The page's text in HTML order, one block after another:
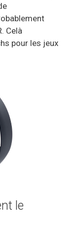
Celà
pour les jeux
le